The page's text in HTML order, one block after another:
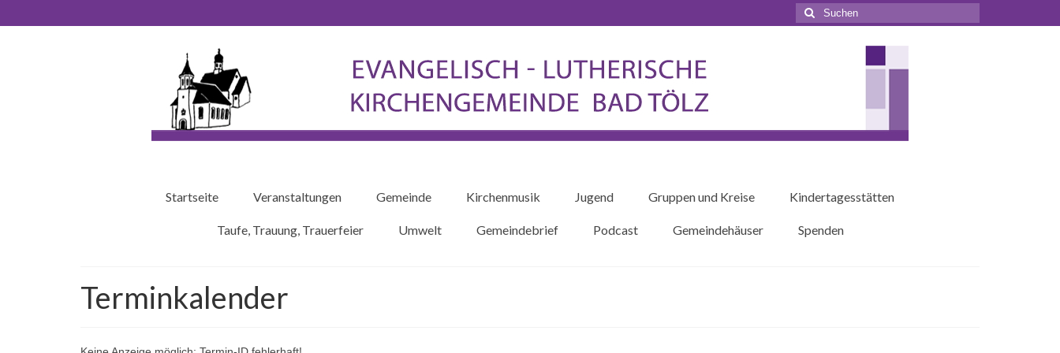
Suchen
nach:
Startseite Veranstaltungen Gemeinde Kirchenmusik Jugend Gruppen und Kreise Kindertagesstätten
Taufe, Trauung, Trauerfeier Umwelt Gemeindebrief Podcast Gemeindehäuser Spenden
Terminkalender